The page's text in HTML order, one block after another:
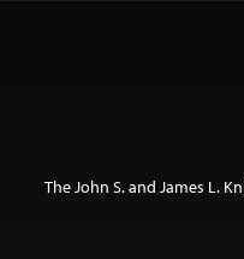
The John S. and James L.